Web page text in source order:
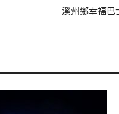
溪州鄉幸福